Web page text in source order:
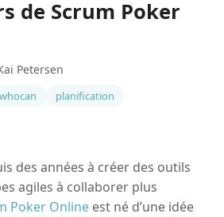
de Scrum Poker
Petersen
whocan planification
des années à créer des outils
agiles à collaborer plus
Poker Online est né d’une idée